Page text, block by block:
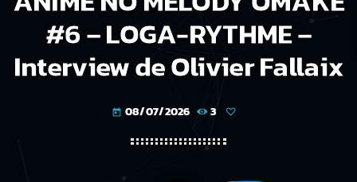
#6 – LOGA-RYTHME –
Interview de Olivier Fallaix
today 08/07/2026 3